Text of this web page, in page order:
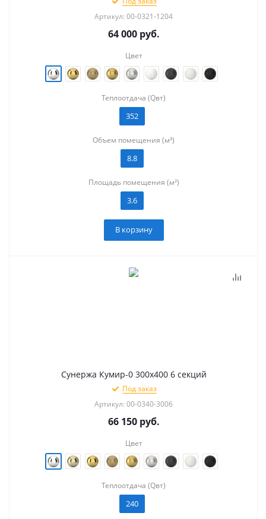
Артикул: 00-0321-1204
64 000руб.
Цвет
Теплоотдача (Qвт)
352
Объем помещения (м³)
8.8
Площадь помещения (м²)
3.6
В корзину
Сунержа Кумир-0 300х400 6 секций
Под заказ
Артикул: 00-0340-3006
66 150руб.
Цвет
Теплоотдача (Qвт)
240